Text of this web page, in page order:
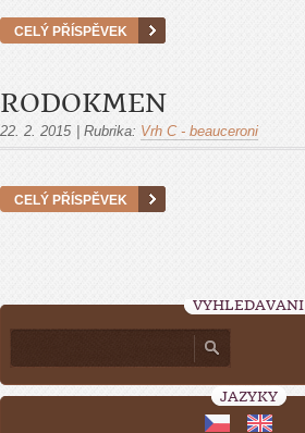
CELÝ PŘÍSPĚVEK
RODOKMEN
22. 2. 2015 Rubrika: Vrh C - beauceroni
CELÝ PŘÍSPĚVEK
VYHLEDÁVÁNÍ
JAZYKY